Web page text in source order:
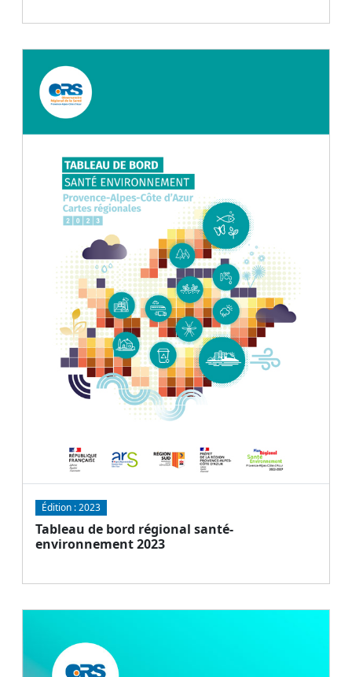
DocumentTélécharger
Édition :2023
Tableau de bord régional santé-
environnement 2023
Document